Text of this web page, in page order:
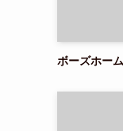
ボーズホー